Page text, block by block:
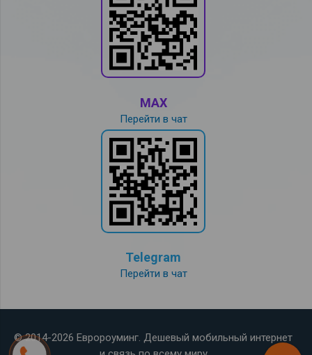
MAX
Перейти в чат
Telegram
Перейти в чат
© 2014-2026 Евророуминг. Дешевый мобильный интернет